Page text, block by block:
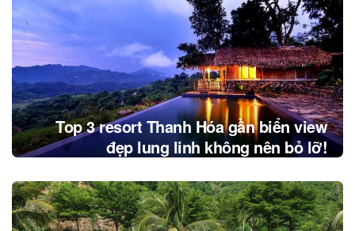
Top 3 resort Thanh Hóa gần biển view
đẹp lung linh không nên bỏ lỡ!